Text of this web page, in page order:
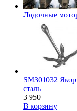
Лодочные
SM301032
сталь
3 950
В корзину